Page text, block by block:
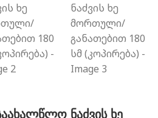
ნაძვის ხე